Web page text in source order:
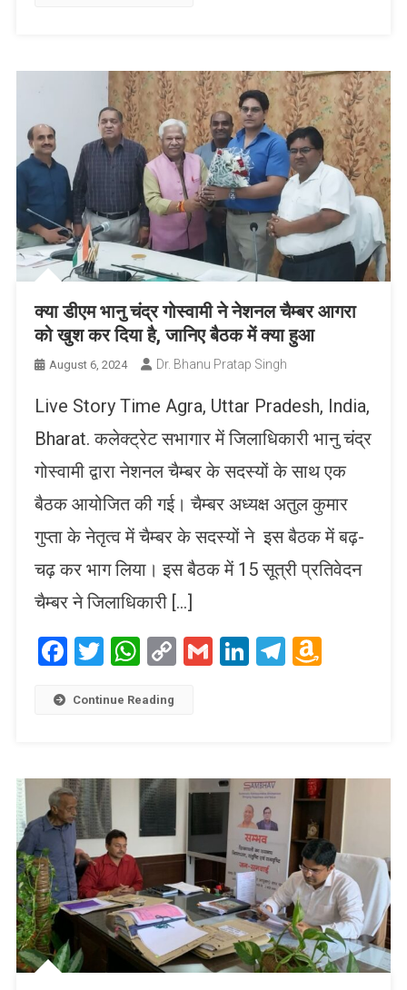
क्या डीएम भानु चंद्र गोस्वामी ने नेशनल चैम्बर आगरा
को खुश कर दिया है, जानिए बैठक में क्या हुआ
August 6, 2024 Dr. Bhanu Pratap Singh
Live Story Time Agra, Uttar Pradesh, India,
Bharat. कलेक्ट्रेट सभागार में जिलाधिकारी भानु चंद्र
गोस्वामी द्वारा नेशनल चैम्बर के सदस्यों के साथ एक
बैठक आयोजित की गई। चैम्बर अध्यक्ष अतुल कुमार
गुप्ता के नेतृत्व में चैम्बर के सदस्यों ने इस बैठक में बढ़-
चढ़ कर भाग लिया। इस बैठक में 15 सूत्री प्रतिवेदन
चैम्बर ने जिलाधिकारी […]
Facebook
Twitter
WhatsApp
CopyGmailLinkedIn
Telegram
Continue Reading